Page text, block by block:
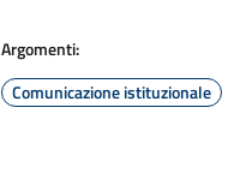
Argomenti:
Comunicazione istituzionale